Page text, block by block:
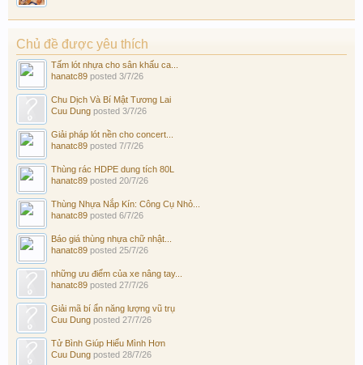
Chủ đề được yêu thích
Tấm lót nhựa cho sân khấu ca...
hanatc89 posted 3/7/26
Chu Dịch Và Bí Mật Tương Lai
Cuu Dung posted 3/7/26
Giải pháp lót nền cho concert...
hanatc89 posted 7/7/26
Thùng rác HDPE dung tích 80L
hanatc89 posted 20/7/26
Thùng Nhựa Nắp Kín: Công Cụ Nhỏ...
hanatc89 posted 6/7/26
Báo giá thùng nhựa chữ nhật...
hanatc89 posted 25/7/26
những ưu điểm của xe nâng tay...
hanatc89 posted 27/7/26
Giải mã bí ẩn năng lượng vũ trụ
Cuu Dung posted 27/7/26
Tử Bình Giúp Hiểu Mình Hơn
Cuu Dung posted 28/7/26